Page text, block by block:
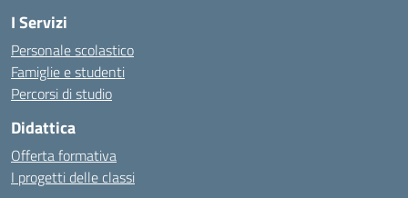
I Servizi
Personale scolastico
Famiglie e studenti
Percorsi di studio
Didattica
Offerta formativa
I progetti delle classi